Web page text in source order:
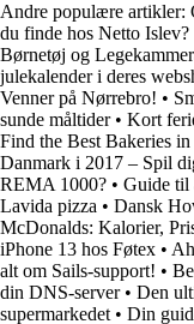
Andre populære artikler:
du finde hos Netto Islev?
Børnetøj og
julekalender i deres
Venner på Nørrebro! •
sunde måltider• Kort
Find the Best Bakeries
Danmark i 2017 – Spil
REMA 1000? • Guide til
Lavida pizza • Dansk
McDonalds: Kalorier,
iPhone 13 hos Føtex •
alt om Sails-support! •
din DNS-server• Den
supermarkedet • Din